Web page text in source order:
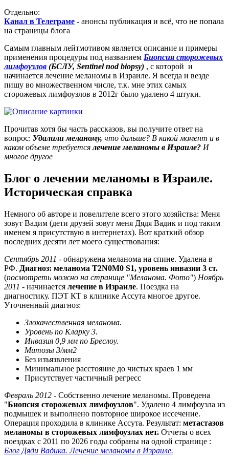
Отдельно:
Канал в Телеграме - анонсы публикация и всё, что не попала
на страницы блога
Самым главным лейтмотивом является описание и примеры
применения процедуры под названием Биопсия сторожевых
лимфоузлов (БСЛУ, Sentinel nod biopsy) , с которой и
начинается лечение меланомы в Израиле. Я всегда и везде
пишу во множественном числе, т.к. мне этих самых
сторожевых лимфоузлов в 2012г было удалено 4 штуки.
Прочитав хотя бы часть рассказов, вы получите ответ на
вопрос: Удалили меланому, что дальше? В какой момент и в
каком объеме требуетсялечение меланомы в Израиле? И
многое другое
Блог о лечении меланомы в Израиле.
Историческая справка
Немного об авторе и повелителе всего этого хозяйства: Меня
зовут Вадим (дети друзей зовут меня Дядя Вадик и под таким
именем я присутствую в интернетах). Вот краткий обзор
последних десяти лет моего существования:
Сентябрь 2011 - обнаружена меланома на спине. Удалена в
РФ. Диагноз: меланома T2N0M0 S1, уровень инвазии 3 ст.
(посмотреть можно на странице "Меланома. Фото") Ноябрь
2011 - начинается лечение в Израиле. Поездка на
диагностику. ПЭТ КТ в клинике Ассута многое другое.
Уточненный диагноз:
Злокачественная меланома.
Уровень по Кларку 3.
Инвазия 0,9 мм по Бреслоу.
Митозы 3/мм2
Без изъязвления
Минимальное расстояние до чистых краев 1 мм
Присутствует частичный регресс
Февраль 2012 - Собственно лечение меланомы. Проведена
"Биопсия сторожевых лимфоузлов". Удалено 4 лимфоузла из
подмышек и выполнено повторное широкое иссечение.
Операция проходила в клинике Ассута. Результат: метастазов
меланомы в сторожевых лимфоузлах нет. Отчеты о всех
поездках с 2011 по 2026 годы собраны на одной странице :
Блог Дяди Вадика. Лечение меланомы в Израиле.